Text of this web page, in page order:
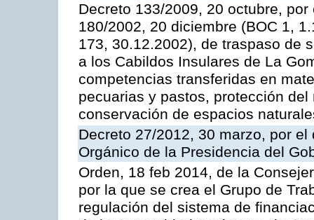
Decreto 133/2009, 20 octubre,
180/2002, 20 diciembre (BOC 1,
173, 30.12.2002), de traspaso de
a los Cabildos Insulares de La
competencias transferidas en
pecuarias y pastos, protección
conservación de espacios
Decreto 27/2012, 30 marzo, por
Orgánico de la Presidencia del
Orden, 18 feb 2014, de la
por la que se crea el Grupo de
regulación del sistema de